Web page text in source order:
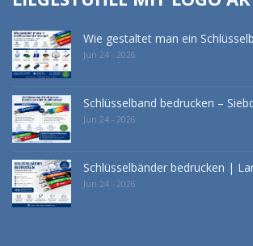
Wie gestaltet man ein
Jun 24 - 2026
Schlüsselband bedrucken –
Jun 24 - 2026
Schlüsselbänder bedrucken |
Jun 24 - 2026